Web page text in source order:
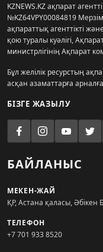
KZNEWS.KZ ақпарат
№KZ64VPY00084819
ақпараттық агенттікті
қою туралы куәлігі,
министрлігінің Ақпарат
Бұл желілік ресурстың
асқан азаматтарға
БІЗГЕ ЖАЗЫЛУ
БАЙЛАНЫС
МЕКЕН-ЖАЙ
ҚР, Астана қаласы, Әбікен
ТЕЛЕФОН
+7 701 933 8520